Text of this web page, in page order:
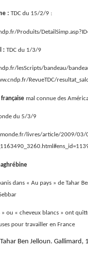
: TDC du 15/2/9 :
Produits/
: TDC du 1/3/9
lesScripts/bandeau/
RevueTDC/
mal connue des
du 5/3/9
livres/article/2009/03/
dans « Au pays » de Tahar
» ou « cheveux blancs » ont
pour travailler en France
Ben Jelloun. Gallimard,